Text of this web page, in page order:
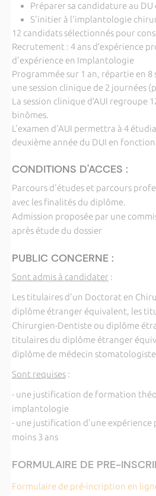
Préparer sa candidature au
S'initier à l'implantologie
12 candidats sélectionnés pour
Recrutement : 4 ans d’expérience
d'expérience en Implantologie
Programmée sur 1 an, répartie en 8
une session clinique de 2 journées
La session clinique d’AUI regroupe
binômes.
L'examen d'AUI permettra à 4
deuxième année du DUI en
CONDITIONS D'ACCES :
Parcours d'études et parcours
avec les finalités du diplôme.
Admission proposée par une
après étude du dossier
PUBLIC CONCERNE :
Sont admis à candidater:
Les titulaires d'un Doctorat en
diplôme étranger équivalent, les
Chirurgien-Dentiste ou diplôme
titulaires du diplôme étranger
diplôme de médecin
Sont requises:
- une justification de formation
implantologie
- une justification d'une expérience
moins 3 ans
FORMULAIRE DE PRE-
Formulaire de pré-incription en